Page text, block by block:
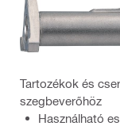
Tartozékok és
szegbeverőhöz
Használható